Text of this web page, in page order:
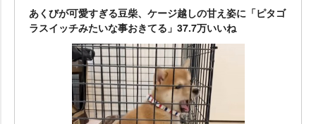
あくびが可愛すぎる豆柴、ケージ越しの甘え姿に「ピタゴ
ラスイッチみたいな事おきてる」37.7万いいね